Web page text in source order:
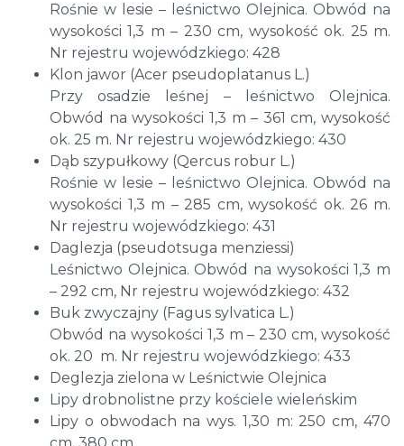
Rośnie w lesie – leśnictwo Olejnica. Obwód na
wysokości 1,3 m – 230 cm, wysokość ok. 25 m.
Nr rejestru wojewódzkiego: 428
Klon jawor (Acer pseudoplatanus L.)
Przy osadzie leśnej – leśnictwo Olejnica.
Obwód na wysokości 1,3 m – 361 cm, wysokość
ok. 25 m. Nr rejestru wojewódzkiego: 430
Dąb szypułkowy (Qercus robur L.)
Rośnie w lesie – leśnictwo Olejnica. Obwód na
wysokości 1,3 m – 285 cm, wysokość ok. 26 m.
Nr rejestru wojewódzkiego: 431
Daglezja (pseudotsuga menziessi)
Leśnictwo Olejnica. Obwód na wysokości 1,3 m
– 292 cm, Nr rejestru wojewódzkiego: 432
Buk zwyczajny (Fagus sylvatica L.)
Obwód na wysokości 1,3 m – 230 cm, wysokość
ok. 20 m. Nr rejestru wojewódzkiego: 433
Deglezja zielona w Leśnictwie Olejnica
Lipy drobnolistne przy kościele wieleńskim
Lipy o obwodach na wys. 1,30 m: 250 cm, 470